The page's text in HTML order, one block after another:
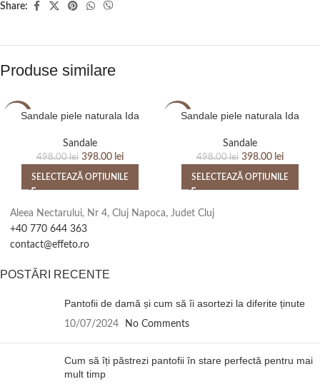
Share:
Produse similare
-20%Sandale piele naturala Ida
Sandale
498.00lei 398.00 lei
SELECTEAZĂ OPȚIUNILE
-20%Sandale piele naturala Ida
Sandale
498.00lei 398.00 lei
SELECTEAZĂ OPȚIUNILE
Aleea Nectarului, Nr 4, Cluj Napoca, Judet Cluj
+40 770 644 363
contact@effeto.ro
POSTĂRI RECENTE
Pantofii de damă și cum să îi asortezi la diferite ținute
10/07/2024 No Comments
Cum să îți păstrezi pantofii în stare perfectă pentru mai
mult timp